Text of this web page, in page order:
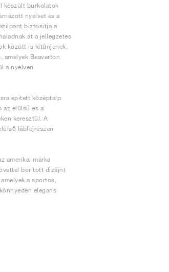
készült burkolatok
nyelvet és a
biztosítja a
át a jellegzetes
között is kitűnjenek,
Beaverton
a nyelven
épített középtalp
az elülső és a
keresztül. A
lábfejrészen
amerikai márka
borított dizájnt
a sportos,
elegáns